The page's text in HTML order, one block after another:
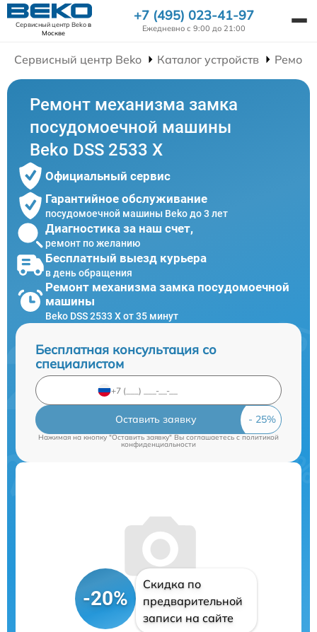
Сервисный центр Bekoв
Москве
+7 (495) 023-41-97
Ежедневно с 9:00 до 21:00
Сервисный центр Beko Каталог устройств
Ремонт механизма замка
посудомоечной машины
Beko DSS 2533 X
Официальный сервис
Гарантийное обслуживание
посудомоечной машины Beko до 3 лет
Диагностика за наш счет,
ремонт по желанию
Бесплатный выезд курьера
в день обращения
Ремонт механизма замка посудомоечной
машины
Beko DSS 2533 X от 35 минут
Бесплатная консультация со
специалистом
Оставить заявку
Нажимая на кнопку "Оставить заявку" Вы соглашаетесь c политикой
конфиденциальности
-20%
Скидка по
предварительной
записи на сайте